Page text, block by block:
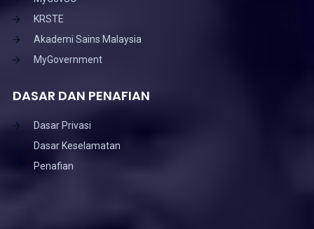
KRSTE
Akademi Sains Malaysia
MyGovernment
DASAR DAN PENAFIAN
Dasar Privasi
Dasar Keselamatan
Penafian